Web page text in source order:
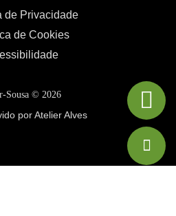
de Privacidade
de Cookies
Sousa © 2026
por Atelier Alves